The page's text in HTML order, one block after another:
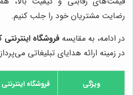
رضایت مشتریان خود را جلب کنیم.
در ادامه، به مقایسه فروشگاه اینترنتی
در زمینه ارائه هدایای تبلیغاتی
ویژگی فروشگاه اینترنتی